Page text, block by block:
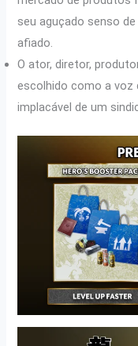
seu aguçado senso
afiado.
O ator, diretor,
escolhido como a voz
implacável de um